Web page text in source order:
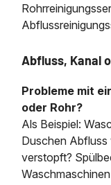
Abfluss, Kanal
Probleme mit
oder Rohr?
Als Beispiel:
Duschen
verstopft?